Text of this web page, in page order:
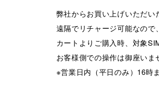
弊社からお買い上げいただい
遠隔でリチャージ可能なので
カートよりご購入時、対象
お客様側での操作は御座いま
※営業日内（平日のみ）16時